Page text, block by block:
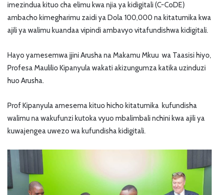
imezindua kituo cha elimu kwa njia ya kidigitali (C-CoDE)
ambacho kimegharimu zaidi ya Dola 100,000 na kitatumika kwa
ajili ya walimu kuandaa vipindi ambavyo vitafundishwa kidigitali.
Hayo yamesemwa jjini Arusha na Makamu Mkuu wa Taasisi hiyo,
Profesa Maulilio Kipanyula wakati akizungumza katika uzinduzi
huo Arusha.
Prof Kipanyula amesema kituo hicho kitatumika kufundisha
walimu na wakufunzi kutoka vyuo mbalimbali nchini kwa ajili ya
kuwajengea uwezo wa kufundisha kidigitali.